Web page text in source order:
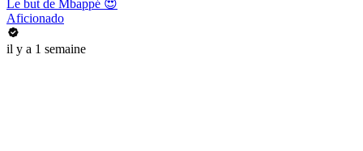
Le but de Mbappé 😍
Aficionado
il y a 1 semaine